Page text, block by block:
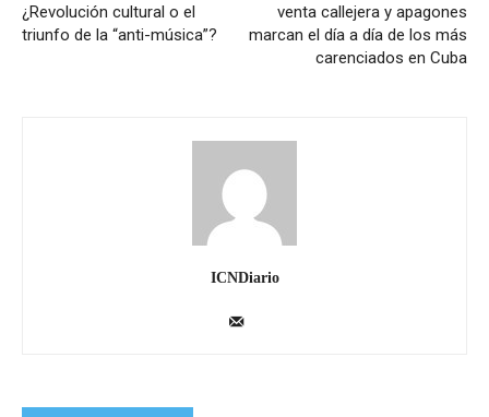
¿Revolución cultural o el
triunfo de la “anti-música”?
venta callejera y apagones
marcan el día a día de los más
carenciados en Cuba
ICNDiario